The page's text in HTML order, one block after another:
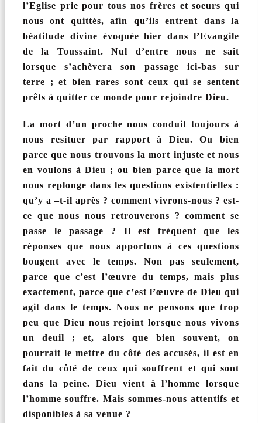
l’Eglise prie pour tous nos frères et soeurs qui
nous ont quittés, afin qu’ils entrent dans la
béatitude divine évoquée hier dans l’Evangile
de la Toussaint. Nul d’entre nous ne sait
lorsque s’achèvera son passage ici-bas sur
terre ; et bien rares sont ceux qui se sentent
prêts à quitter ce monde pour rejoindre Dieu.
La mort d’un proche nous conduit toujours à
nous resituer par rapport à Dieu. Ou bien
parce que nous trouvons la mort injuste et nous
en voulons à Dieu ; ou bien parce que la mort
nous replonge dans les questions existentielles :
qu’y a –t-il après ? comment vivrons-nous ? est-
ce que nous nous retrouverons ? comment se
passe le passage ? Il est fréquent que les
réponses que nous apportons à ces questions
bougent avec le temps. Non pas seulement,
parce que c’est l’œuvre du temps, mais plus
exactement, parce que c’est l’œuvre de Dieu qui
agit dans le temps. Nous ne pensons que trop
peu que Dieu nous rejoint lorsque nous vivons
un deuil ; et, alors que bien souvent, on
pourrait le mettre du côté des accusés, il est en
fait du côté de ceux qui souffrent et qui sont
dans la peine. Dieu vient à l’homme lorsque
l’homme souffre. Mais sommes-nous attentifs et
disponibles à sa venue ?